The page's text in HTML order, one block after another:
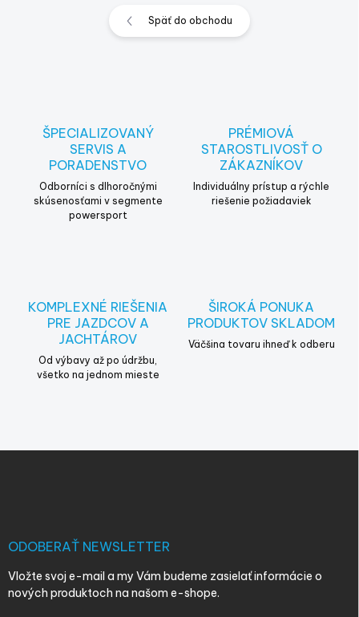
Späť do obchodu
ŠPECIALIZOVANÝ
SERVIS A
PORADENSTVO
Odborníci s dlhoročnými
skúsenosťami v segmente
powersport
PRÉMIOVÁ
STAROSTLIVOSŤ O
ZÁKAZNÍKOV
Individuálny prístup a rýchle
riešenie požiadaviek
KOMPLEXNÉ RIEŠENIA
PRE JAZDCOV A
JACHTÁROV
Od výbavy až po údržbu,
všetko na jednom mieste
ŠIROKÁ PONUKA
PRODUKTOV SKLADOM
Väčšina tovaru ihneď k odberu
ODOBERAŤ NEWSLETTER
Vložte svoj e-mail a my Vám budeme zasielať informácie o
nových produktoch na našom e-shope.